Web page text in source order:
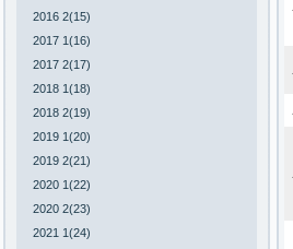
2016 2(15)
2017 1(16)
2017 2(17)
2018 1(18)
2018 2(19)
2019 1(20)
2019 2(21)
2020 1(22)
2020 2(23)
2021 1(24)